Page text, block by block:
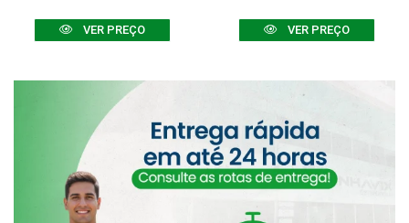
VER PREÇO VER PREÇO